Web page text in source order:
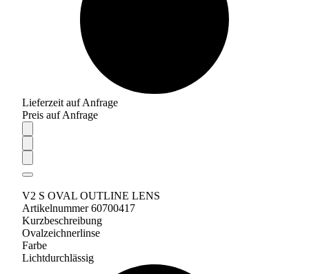
Lieferzeit auf Anfrage
Preis auf Anfrage
V2 S OVAL OUTLINE LENS
Artikelnummer 60700417
Kurzbeschreibung
Ovalzeichnerlinse
Farbe
Lichtdurchlässig